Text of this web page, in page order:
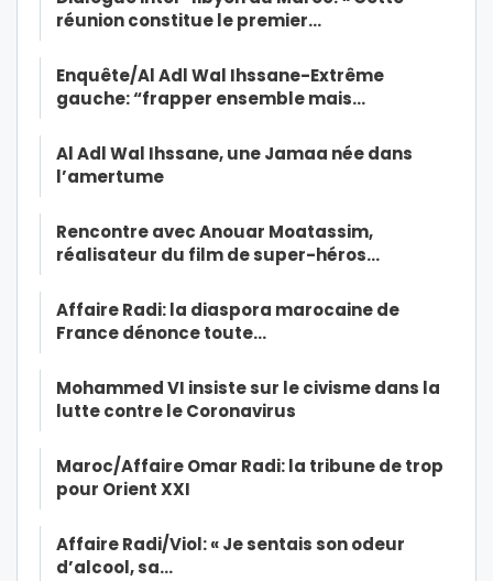
réunion constitue le premier…
Enquête/Al Adl Wal Ihssane-Extrême
gauche: “frapper ensemble mais…
Al Adl Wal Ihssane, une Jamaa née dans
l’amertume
Rencontre avec Anouar Moatassim,
réalisateur du film de super-héros…
Affaire Radi: la diaspora marocaine de
France dénonce toute…
Mohammed VI insiste sur le civisme dans la
lutte contre le Coronavirus
Maroc/Affaire Omar Radi: la tribune de trop
pour Orient XXI
Affaire Radi/Viol: « Je sentais son odeur
d’alcool, sa…